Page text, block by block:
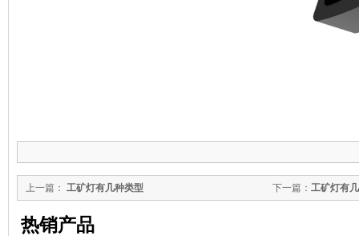
下一篇： 工矿灯有
上一篇： 工矿灯有几种类型
热销产品